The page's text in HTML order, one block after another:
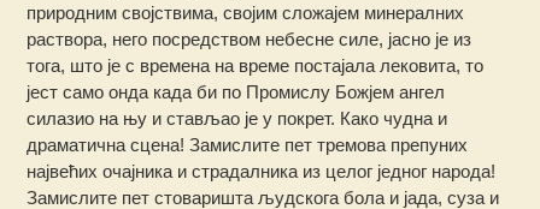
природним својствима, својим сложајем минералних
раствора, него посредством небесне силе, јасно је из
тога, што је с времена на време постајала лековита, то
јест само онда када би по Промислу Божјем ангел
силазио на њу и стављао је у покрет. Како чудна и
драматична сцена! Замислите пет тремова препуних
највећих очајника и страдалника из целог једног народа!
Замислите пет стоваришта људскога бола и јада, суза и